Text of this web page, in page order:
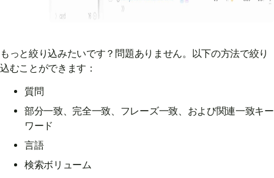
もっと絞り込みたいです？問題ありません。以下の方法で絞り
込むことができます：
質問
部分一致、完全一致、フレーズ一致、および関連一致キー
ワード
言語
検索ボリューム